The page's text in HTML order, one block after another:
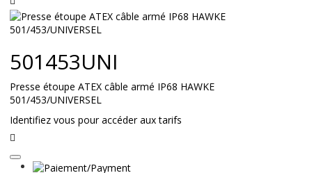
la
suite
501453UNI
Presse étoupe ATEX câble armé IP68 HAWKE
501/453/UNIVERSEL
Identifiez vous pour accéder aux tarifs
la
suite